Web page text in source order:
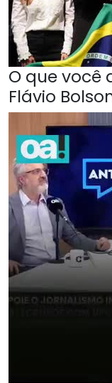
O que você
Flávio